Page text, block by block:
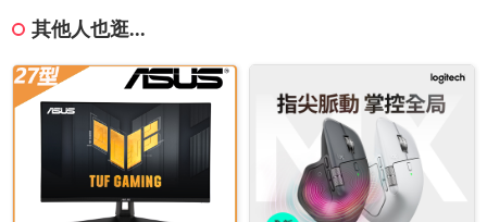
其他人也逛...